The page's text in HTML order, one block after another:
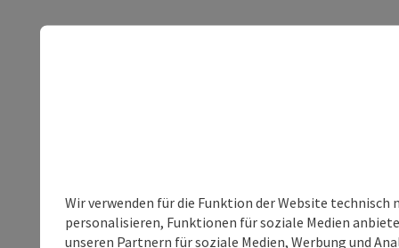
Wir verwenden für die Funktion der Website
personalisieren, Funktionen für soziale Medien
unseren Partnern für soziale Medien, Werbung und